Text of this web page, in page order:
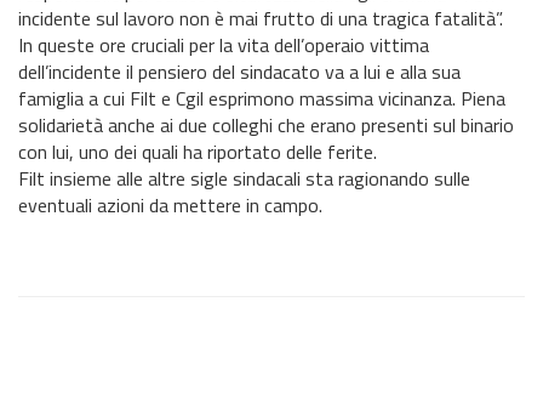
incidente sul lavoro non è mai frutto di una tragica fatalità”.
In queste ore cruciali per la vita dell’operaio vittima
dell’incidente il pensiero del sindacato va a lui e alla sua
famiglia a cui Filt e Cgil esprimono massima vicinanza. Piena
solidarietà anche ai due colleghi che erano presenti sul binario
con lui, uno dei quali ha riportato delle ferite.
Filt insieme alle altre sigle sindacali sta ragionando sulle
eventuali azioni da mettere in campo.